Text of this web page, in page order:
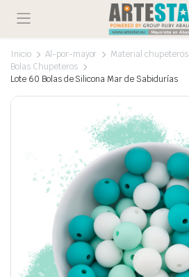
Inicio Al-por-mayor
Material chupeteros
Bolas Chupeteros
Lote 60 Bolas de Silicona Mar de Sabidurías